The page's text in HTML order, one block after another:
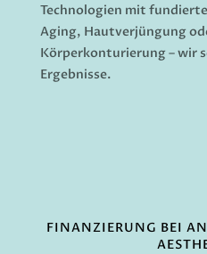
Technologien mit
Aging, Hautverjüngung
Körperkonturierung – wir
Ergebnisse.
FINANZIERUNG BEI